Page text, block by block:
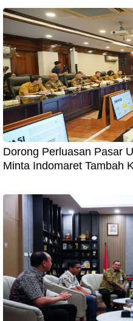
Dorong Perluasan Pasar
Minta Indomaret Tambah